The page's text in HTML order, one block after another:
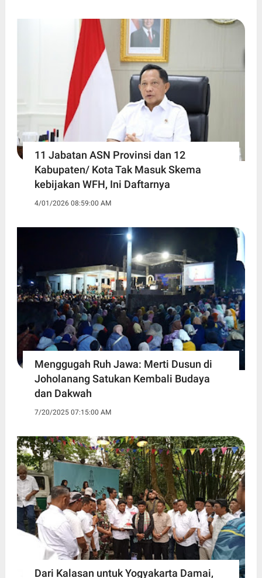
11 Jabatan ASN Provinsi dan 12
Kabupaten/ Kota Tak Masuk Skema
kebijakan WFH, Ini Daftarnya ‎
4/01/2026 08:59:00 AM
Menggugah Ruh Jawa: Merti Dusun di
Joholanang Satukan Kembali Budaya
dan Dakwah
7/20/2025 07:15:00 AM
Dari Kalasan untuk Yogyakarta Damai,